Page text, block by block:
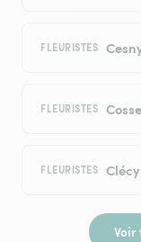
FLEURISTES
FLEURISTES
FLEURISTES Clécy
Voir